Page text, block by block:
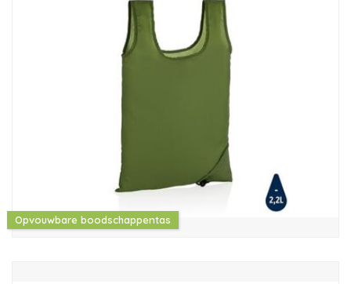
Opvouwbare boodschappentas